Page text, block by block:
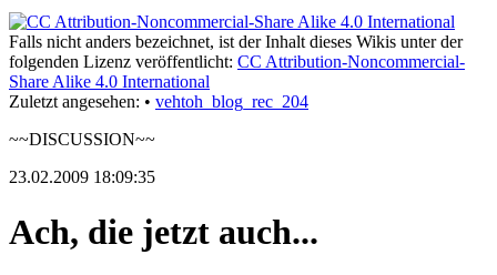
Falls nicht anders bezeichnet, ist der Inhalt dieses Wikis unter der
folgenden Lizenz veröffentlicht: CC Attribution-Noncommercial-
Share Alike 4.0 International
Zuletzt angesehen: • vehtoh_blog_rec_204
~~DISCUSSION~~
23.02.2009 18:09:35
Ach, die jetzt auch...